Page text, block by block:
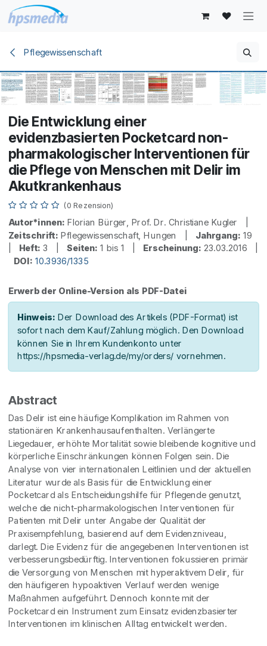
Zum Inhalt springen
Pflegewissenschaft
Die Entwicklung einer
evidenzbasierten Pocketcard non-
pharmakologischer Interventionen für
die Pflege von Menschen mit Delir im
Akutkrankenhaus
(0 Rezension)
Autor*innen: Florian Bürger, Prof. Dr. Christiane Kugler |
Zeitschrift: Pflegewissenschaft, Hungen | Jahrgang: 19
Heft: 3 | Seiten: 1 bis 1 | Erscheinung: 23.03.2016 |
DOI: 10.3936/1335
Erwerb der Online-Version als PDF-Datei
Hinweis: Der Download des Artikels (PDF-Format) ist
sofort nach dem Kauf/Zahlung möglich. Den Download
können Sie in Ihrem Kundenkonto unter
https://hpsmedia-verlag.de/my/orders/ vornehmen.
Abstract
Das Delir ist eine häufige Komplikation im Rahmen von
stationären Krankenhausaufenthalten. Verlängerte
Liegedauer, erhöhte Mortalität sowie bleibende kognitive und
körperliche Einschränkungen können Folgen sein. Die
Analyse von vier internationalen Leitlinien und der aktuellen
Literatur wurde als Basis für die Entwicklung einer
Pocketcard als Entscheidungshilfe für Pflegende genutzt,
welche die nicht-pharmakologischen Interventionen für
Patienten mit Delir unter Angabe der Qualität der
Praxisempfehlung, basierend auf dem Evidenzniveau,
darlegt. Die Evidenz für die angegebenen Interventionen ist
verbesserungsbedürftig. Interventionen fokussieren primär
die Versorgung von Menschen mit hyperaktivem Delir, für
den häufigeren hypoaktiven Verlauf werden wenige
Maßnahmen aufgeführt. Dennoch konnte mit der
Pocketcard ein Instrument zum Einsatz evidenzbasierter
Interventionen im klinischen Alltag entwickelt werden.